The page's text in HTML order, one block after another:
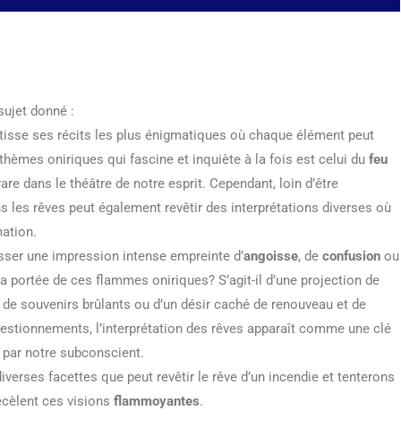
donné :
ses récits les plus énigmatiques où chaque élément peut
oniriques qui fascine et inquiète à la fois est celui du feu
dans le théâtre de notre esprit. Cependant, loin d’être
les rêves peut également revêtir des interprétations diverses où
une impression intense empreinte d’angoisse, de confusion ou
portée de ces flammes oniriques? S’agit-il d’une projection de
souvenirs brûlants ou d’un désir caché de renouveau et de
l’interprétation des rêves apparaît comme une clé
notre subconscient.
facettes que peut revêtir le rêve d’un incendie et tenterons
ces visions flammoyantes.